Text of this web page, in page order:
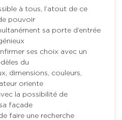
à tous, l’atout de ce
pouvoir
sa porte d’entrée
ses choix avec un
du
dimensions, couleurs,
oriente
la possibilité de
façade
faire une recherche